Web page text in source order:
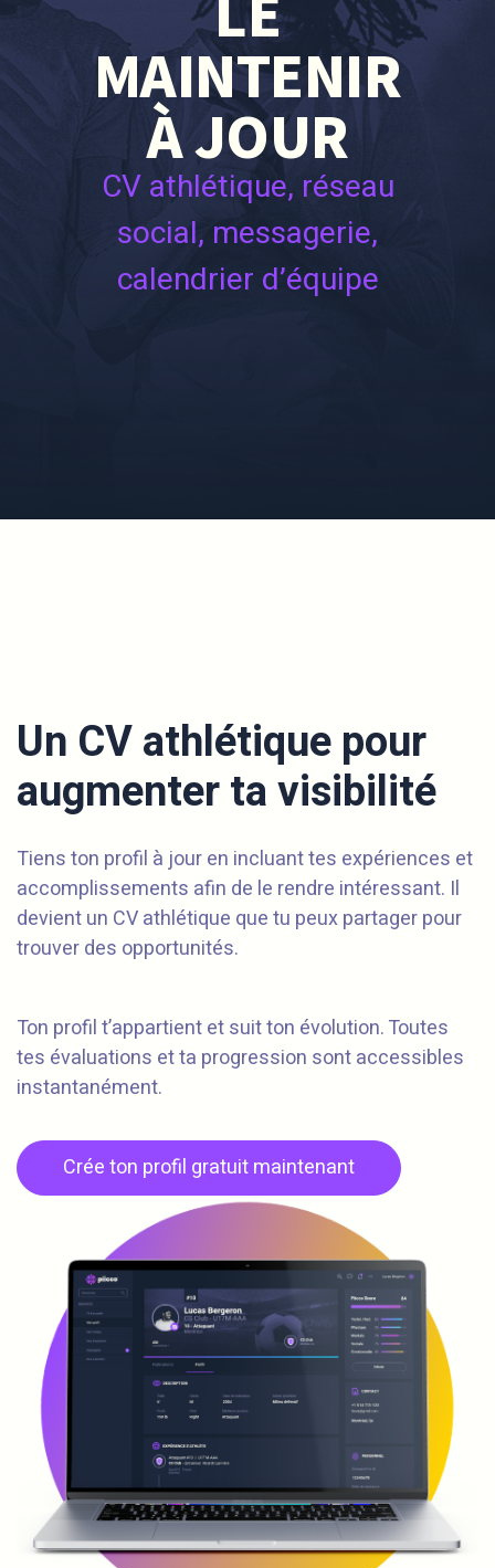
MAINTENIR
À JOUR
CV athlétique, réseau
social, messagerie,
calendrier d’équipe
Un CV athlétique pour
augmenter ta visibilité
Tiens ton profil à jour en incluant tes expériences et
accomplissements afin de le rendre intéressant. Il
devient un CV athlétique que tu peux partager pour
trouver des opportunités.
Ton profil t’appartient et suit ton évolution. Toutes
tes évaluations et ta progression sont accessibles
instantanément.
Crée ton profil gratuit maintenant